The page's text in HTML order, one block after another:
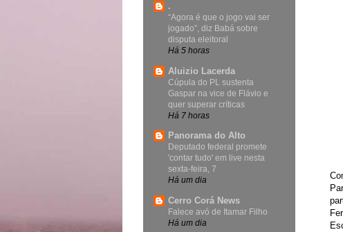
.
“Agora é que o jogo vai ser
jogado”, diz Babá sobre
disputa eleitoral
Há 5 horas
Aluizio Lacerda
Cúpula do PL sustenta
Gaspar na vice de Flávio e
quer superar críticas
Há 7 horas
Panorama do Alto
Deputado federal promete
'contar tudo' em live nesta
sexta-feira, 7
Há um dia
Cerro Corá News
Falece avó de Itamar Filho
Há um dia